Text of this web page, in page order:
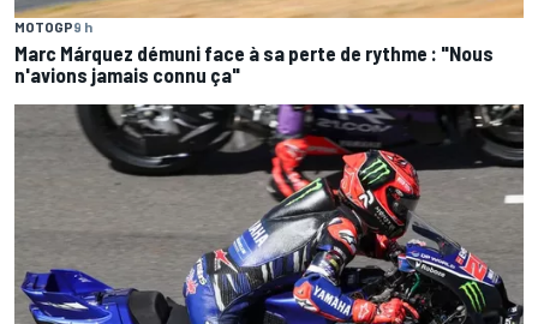
MOTOGP9 h
Marc Márquez démuni face à sa perte de rythme : "Nous
n'avions jamais connu ça"